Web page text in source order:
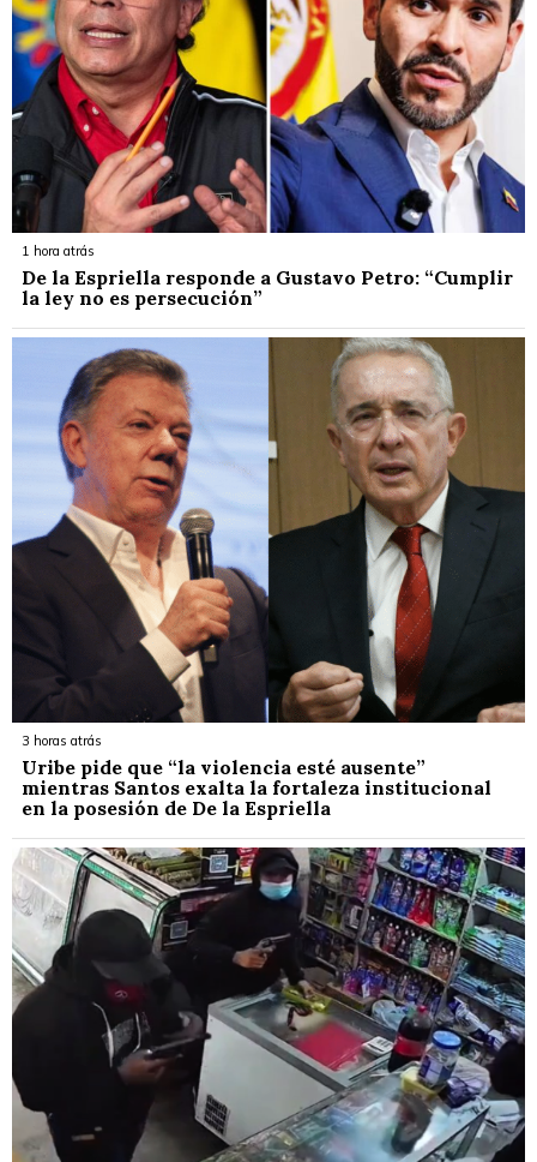
1 hora atrás
De la Espriella responde a Gustavo Petro: “Cumplir
la ley no es persecución”
3 horas atrás
Uribe pide que “la violencia esté ausente”
mientras Santos exalta la fortaleza institucional
en la posesión de De la Espriella